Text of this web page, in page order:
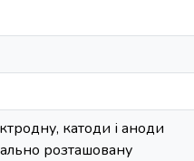
катоди і аноди
розташовану